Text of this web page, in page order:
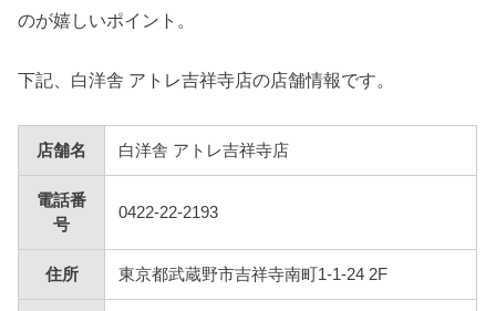
のが嬉しいポイント。
下記、白洋舎 アトレ吉祥寺店の店舗情報です。
店舗名 白洋舎 アトレ吉祥寺店
電話番
号
0422-22-2193
住所 東京都武蔵野市吉祥寺南町1-1-24 2F